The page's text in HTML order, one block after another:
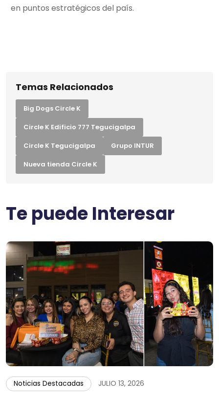
en puntos estratégicos del país.
Temas Relacionados
Big Dogs Circle K
Circle K Edificio 777 Tegucigalpa
Circle K Tegucigalpa
Grupo INTUR
Nueva tienda Circle K
Te puede Interesar
Noticias Destacadas JULIO 13, 2026